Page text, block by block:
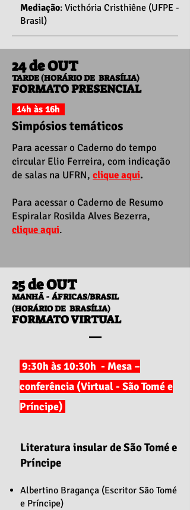
Mediação: Victhória Cristhiêne (UFPE -
Brasil)
24 de OUT
TARDE (HORÁRIO DE BRASÍLIA)
FORMATO PRESENCIAL
14h às 16h
Simpósios temáticos
Para acessar o Caderno do tempo
circular Elio Ferreira, com indicação
de salas na UFRN, clique aqui.
Para acessar o Caderno de Resumo
Espiralar Rosilda Alves Bezerra,
clique aqui.
25 de OUT
MANHÃ - ÁFRICAS/BRASIL
(HORÁRIO DE BRASÍLIA)
FORMATO VIRTUAL
9:30h às 10:30h - Mesa –
conferência (Virtual - São Tomé e
Príncipe)
Literatura insular de São Tomé e
Príncipe
Albertino Bragança (Escritor São Tomé
e Príncipe)